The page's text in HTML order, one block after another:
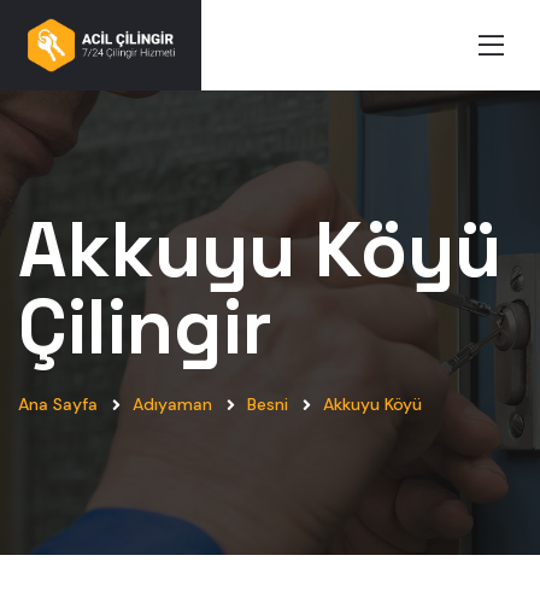
Akkuyu Köyü
Çilingir
Ana Sayfa Adıyaman Besni Akkuyu Köyü